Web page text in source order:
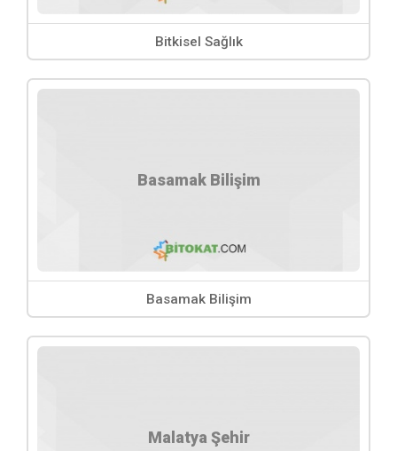
Bitkisel Sağlık
Basamak Bilişim
Basamak Bilişim
Malatya Şehir